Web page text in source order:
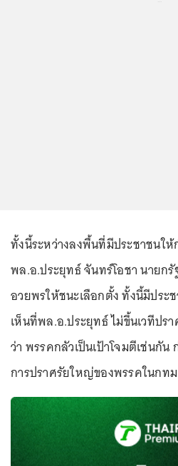
ทั้งนี้ระหว่างลงพื้นที่มีประชาชนให้
พล.อ.ประยุทธ์ จันทร์โอชา นายก
อวยพรให้ชนะเลือกตั้ง ทั้งนี้มีประ
เห็นที่พล.อ.ประยุทธ์ ไม่ขึ้นเวทีปร
ว่า พรรคกลัวเป็นเป้าโจมตีเช่นกั
การปราศรัยใหญ่ของพรรคในกท